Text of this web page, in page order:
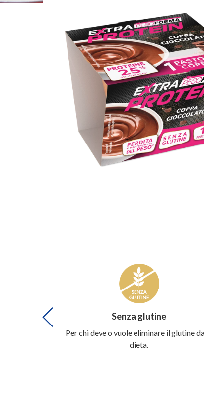
Caratteristiche
prodotto
Senza glutine
Per chi deve o vuole eliminare il glutine
dieta.